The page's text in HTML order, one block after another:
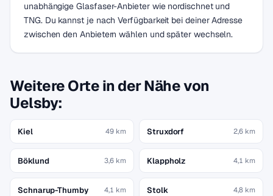
unabhängige Glasfaser-Anbieter wie nordischnet und
TNG. Du kannst je nach Verfügbarkeit bei deiner Adresse
zwischen den Anbietern wählen und später wechseln.
Weitere Orte in der Nähe von
Uelsby:
Kiel 49 km Struxdorf 2,6 km
Böklund 3,6 km Klappholz 4,1 km
Schnarup-Thumby 4,1 km Stolk 4,8 km